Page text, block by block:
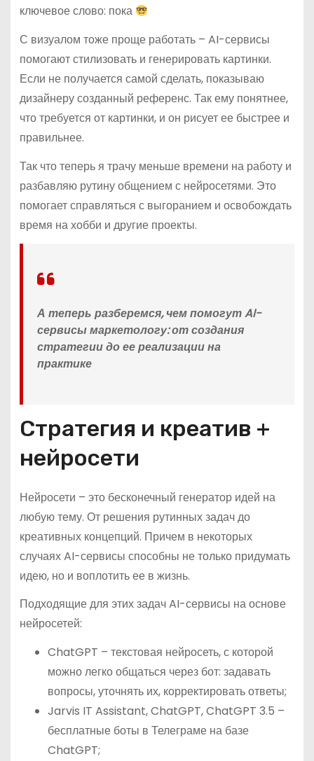
ключевое слово: пока
С визуалом тоже проще работать – AI-сервисы
помогают стилизовать и генерировать картинки.
Если не получается самой сделать, показываю
дизайнеру созданный референс. Так ему понятнее,
что требуется от картинки, и он рисует ее быстрее и
правильнее.
Так что теперь я трачу меньше времени на работу и
разбавляю рутину общением с нейросетями. Это
помогает справляться с выгоранием и освобождать
время на хобби и другие проекты.
А теперь разберемся, чем помогут AI-
сервисы маркетологу: от создания
стратегии до ее реализации на
практике
Стратегия и креатив +
нейросети
Нейросети – это бесконечный генератор идей на
любую тему. От решения рутинных задач до
креативных концепций. Причем в некоторых
случаях AI-сервисы способны не только придумать
идею, но и воплотить ее в жизнь.
Подходящие для этих задач AI-сервисы на основе
нейросетей:
ChatGPT – текстовая нейросеть, с которой
можно легко общаться через бот: задавать
вопросы, уточнять их, корректировать ответы;
Jarvis IT Assistant, ChatGPT, ChatGPT 3.5 –
бесплатные боты в Телеграме на базе
ChatGPT;